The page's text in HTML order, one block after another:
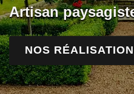
Artisan
NOS